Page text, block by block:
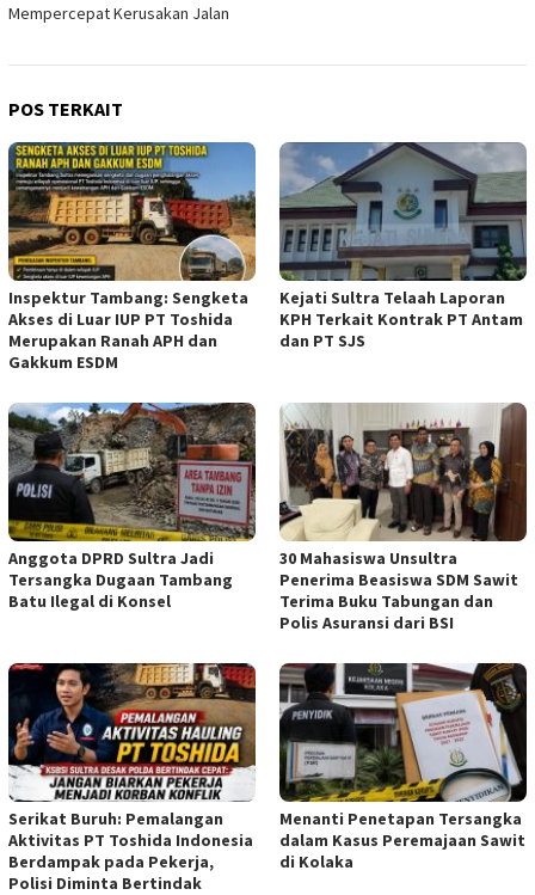
Mempercepat Kerusakan Jalan
POS TERKAIT
Inspektur Tambang: Sengketa
Akses di Luar IUP PT Toshida
Merupakan Ranah APH dan
Gakkum ESDM
Kejati Sultra Telaah Laporan
KPH Terkait Kontrak PT Antam
dan PT SJS
Anggota DPRD Sultra Jadi
Tersangka Dugaan Tambang
Batu Ilegal di Konsel
30 Mahasiswa Unsultra
Penerima Beasiswa SDM Sawit
Terima Buku Tabungan dan
Polis Asuransi dari BSI
Serikat Buruh: Pemalangan
Aktivitas PT Toshida Indonesia
Berdampak pada Pekerja,
Polisi Diminta Bertindak
Menanti Penetapan Tersangka
dalam Kasus Peremajaan Sawit
di Kolaka